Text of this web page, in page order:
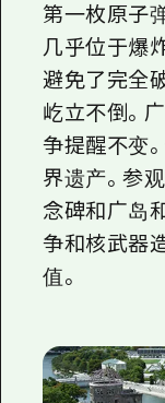
第一枚原子
几乎位于爆
避免了完全
屹立不倒。
争提醒不变
界遗产。参
念碑和广岛
争和核武器
值。